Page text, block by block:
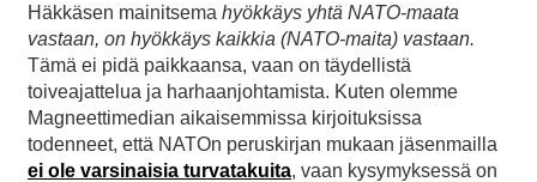
Häkkäsen mainitsema hyökkäys yhtä NATO-maata
vastaan, on hyökkäys kaikkia (NATO-maita) vastaan.
Tämä ei pidä paikkaansa, vaan on täydellistä
toiveajattelua ja harhaanjohtamista. Kuten olemme
Magneettimedian aikaisemmissa kirjoituksissa
todenneet, että NATOn peruskirjan mukaan jäsenmailla
ei ole varsinaisia turvatakuita, vaan kysymyksessä on